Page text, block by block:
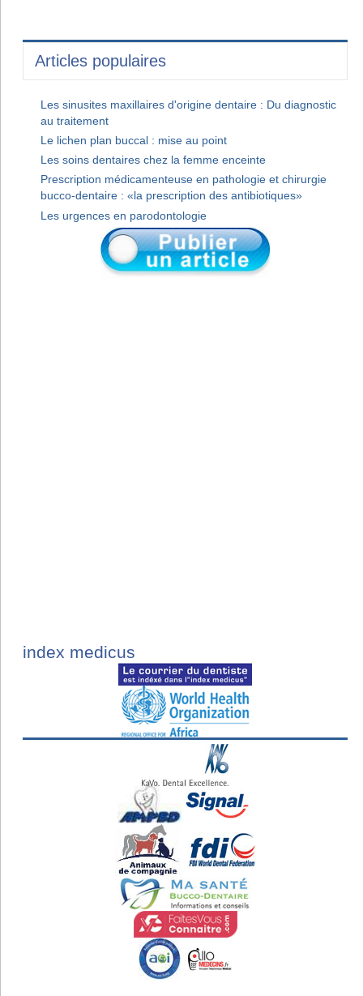
Articles populaires
Les sinusites maxillaires d'origine dentaire : Du diagnostic
au traitement
Le lichen plan buccal : mise au point
Les soins dentaires chez la femme enceinte
Prescription médicamenteuse en pathologie et chirurgie
bucco-dentaire : «la prescription des antibiotiques»
Les urgences en parodontologie
index medicus